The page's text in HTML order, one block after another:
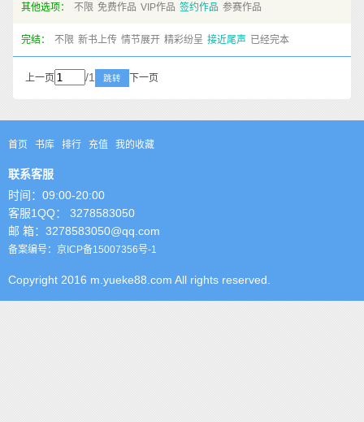
其他选项： 不限 免费作品 VIP作品 签约作品 参赛作品
完结： 不限 新书上传 情节展开 精彩纷呈 接近尾声 已经完本
上一页 /1 跳转 下一页
首页 书库 排行 充值 我的收藏
联系客服
时间：09:00-20:00
客服1QQ： 3278583050
邮 箱：3278583050@qq.com
备案编号：京ICP备15007356号-1
Copyright 2016 m.yueke88.com All rights reserved.